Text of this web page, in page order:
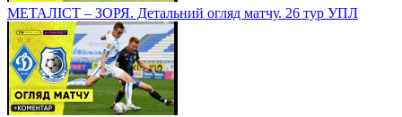
МЕТАЛІСТ – ЗОРЯ. Детальний огляд матчу. 26 тур УПЛ